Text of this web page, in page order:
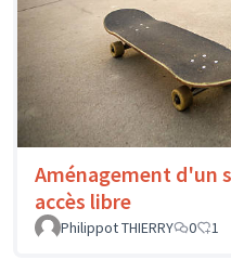
Aménagement d'un
accès libre
Philippot THIERRY
0 1